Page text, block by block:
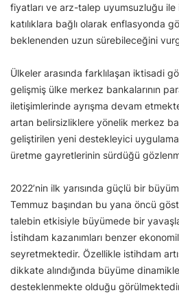
fiyatları ve arz-talep uyumsuzluğu ile
katılıklara bağlı olarak enflasyonda
beklenenden uzun sürebileceğini
Ülkeler arasında farklılaşan iktisadi
gelişmiş ülke merkez bankalarının
iletişimlerinde ayrışma devam
artan belirsizliklere yönelik merkez
geliştirilen yeni destekleyici
üretme gayretlerinin sürdüğü
2022’nin ilk yarısında güçlü bir
Temmuz başından bu yana öncü
talebin etkisiyle büyümede bir
İstihdam kazanımları benzer
seyretmektedir. Özellikle istihdam
dikkate alındığında büyüme
desteklenmekte olduğu